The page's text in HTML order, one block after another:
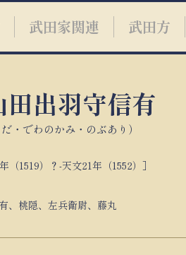
武田家関連 武田方
田出羽守信有
だ・でわのかみ・のぶあり）
（1519）？-天文21年（1552）］
、桃隠、左兵衛尉、藤丸